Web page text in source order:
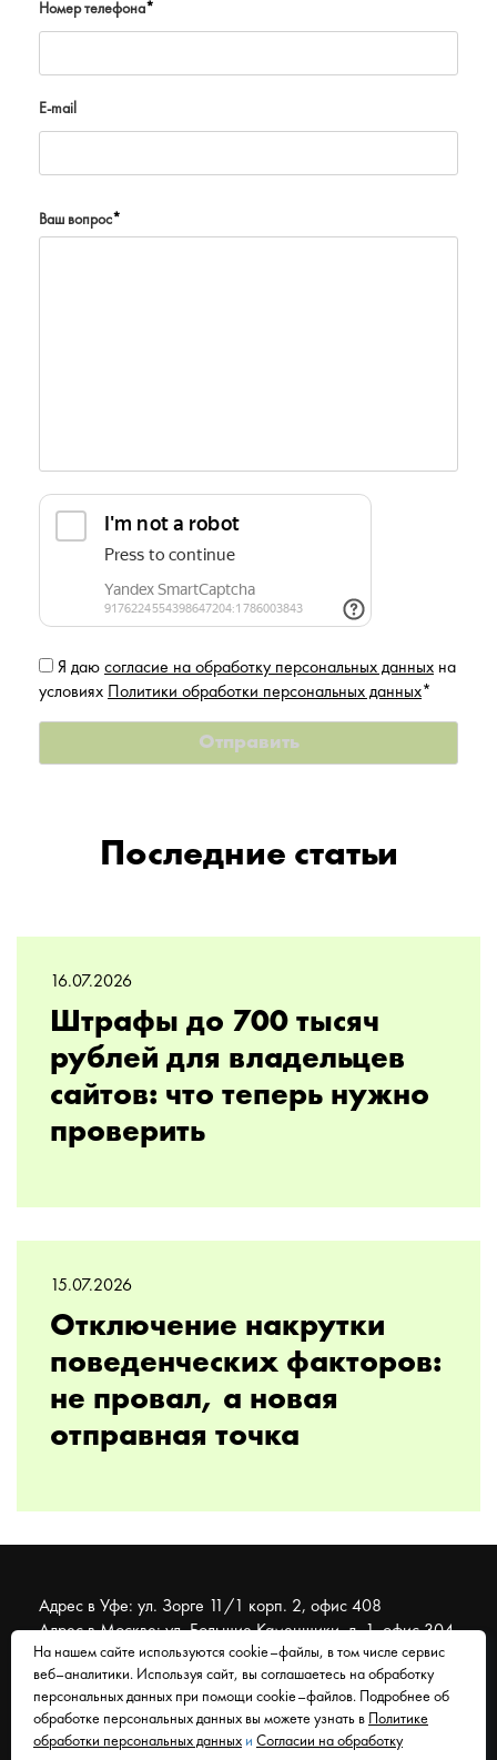
Номер телефона*
E-mail
Ваш вопрос*
Я даю согласие на обработку персональных данных на
условиях Политики обработки персональных данных*
Последние статьи
16.07.2026
Штрафы до 700 тысяч
рублей для владельцев
сайтов: что теперь нужно
проверить
15.07.2026
Отключение накрутки
поведенческих факторов:
не провал, а новая
отправная точка
Адрес в Уфе: ул. Зорге 11/1 корп. 2, офис 408
Адрес в Москве: ул. Большие Каменщики, д. 1, офис 304
© 2007 - 2026 Муравейник. SEO-продвижение, реклама,
сайты. Находимся в Уфе, работаем со всем миром.
На нашем сайте используются cookie–файлы, в том числе сервис
веб–аналитики. Используя сайт, вы соглашаетесь на обработку
персональных данных при помощи cookie–файлов. Подробнее об
обработке персональных данных вы можете узнать в
Политике
обработки персональных данных и Согласии на обработку